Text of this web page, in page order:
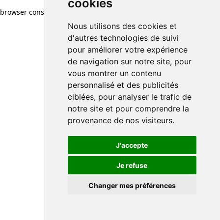
cookies
Nous utilisons des cookies et
d'autres technologies de suivi
pour améliorer votre expérience
de navigation sur notre site, pour
vous montrer un contenu
personnalisé et des publicités
ciblées, pour analyser le trafic de
notre site et pour comprendre la
provenance de nos visiteurs.
J'accepte
Je refuse
Changer mes préférences
browser console for more information)